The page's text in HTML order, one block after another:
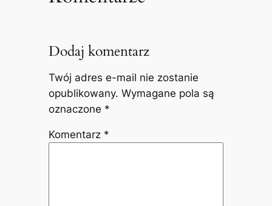
Dodaj komentarz
Twój adres e-mail nie zostanie
opublikowany. Wymagane pola są
oznaczone *
Komentarz *